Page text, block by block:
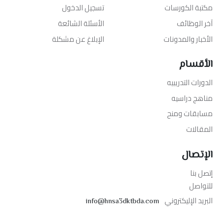
مكتبة الكورسات
آخر الوظائف
الأخبار والمدونات
تسجيل الدخول
الأسئلة الشائعة
الإبلاغ عن مشكلة
الأقسام
الدورات التدريبيه
مناهج دراسيه
مسابقات ومنح
المقالات
الإتصال
إتصل بنا
للتواصل
البريد الإليكتروني info@hnsa3dktbda.com